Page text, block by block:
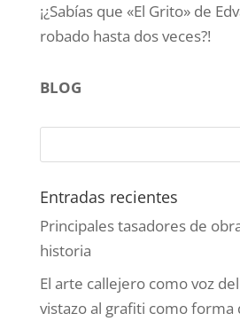
¡¿Sabías que «El Grito» de
robado hasta dos veces?!
BLOG
Entradas recientes
Principales tasadores de
historia
El arte callejero como voz
vistazo al grafiti como forma